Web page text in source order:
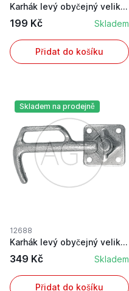
Karhák levý obyčejný velikost 1
199 Kč Skladem
Přidat do košíku
Skladem na prodejně
12688
Karhák levý obyčejný velikost 2
349 Kč Skladem
Přidat do košíku